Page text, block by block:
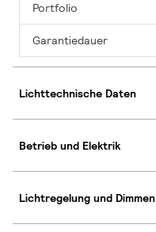
Portfolio
Garantiedauer
Lichttechnische Daten
Betrieb und Elektrik
Lichtregelung und Dimmen